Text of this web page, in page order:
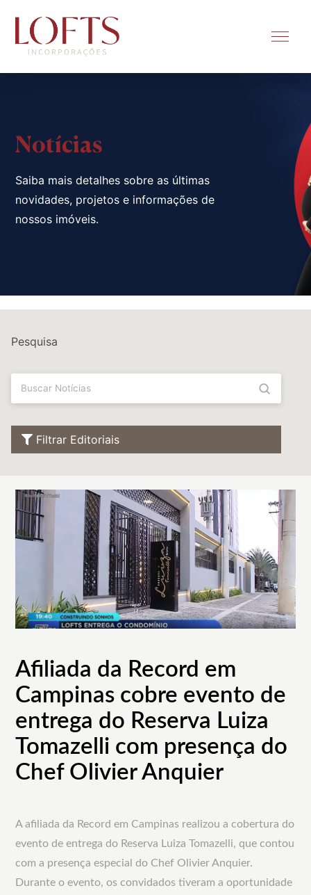
Notícias
Saiba mais detalhes sobre as últimas
novidades, projetos e informações de
nossos imóveis.
Pesquisa
Enviar
Filtrar Editoriais
Afiliada da Record em
Campinas cobre evento de
entrega do Reserva Luiza
Tomazelli com presença do
Chef Olivier Anquier
A afiliada da Record em Campinas realizou a cobertura do
evento de entrega do Reserva Luiza Tomazelli, que contou
com a presença especial do Chef Olivier Anquier.
Durante o evento, os convidados tiveram a oportunidade